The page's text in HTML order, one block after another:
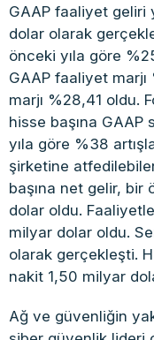
GAAP faaliyet geliri
dolar olarak
önceki yıla göre
GAAP faaliyet marjı
marjı %28,41 oldu.
hisse başına
yıla göre %38
şirketine
başına net gelir, bir
dolar oldu.
milyar dolar oldu.
olarak gerçekleşti.
nakit 1,50 milyar
Ağ ve güvenliğin